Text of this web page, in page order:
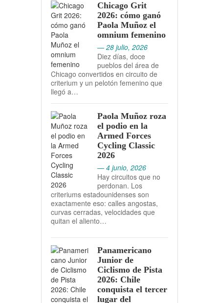
Chicago Grit
2026: cómo ganó
Paola Muñoz el
omnium femenino
— 28 julio, 2026
Diez días, doce
pueblos del área de
Chicago convertidos en circuito de
criterium y un pelotón femenino que
llegó a…
Paola Muñoz roza
el podio en la
Armed Forces
Cycling Classic
2026
— 4 junio, 2026
Hay circuitos que no
perdonan. Los
criteriums estadounidenses son
exactamente eso: calles angostas,
curvas cerradas, velocidades que
quitan el aliento…
Panamericano
Junior de
Ciclismo de Pista
2026: Chile
conquista el tercer
lugar del